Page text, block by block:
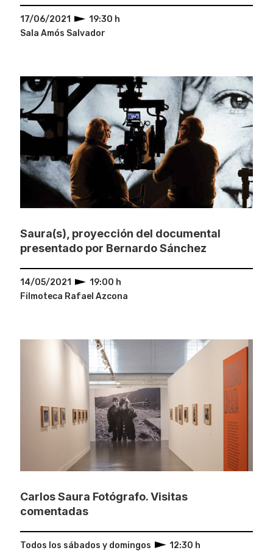
17/06/2021
19:30 h
Sala Amós Salvador
Saura(s), proyección del documental
presentado por Bernardo Sánchez
14/05/2021
19:00 h
Filmoteca Rafael Azcona
Carlos Saura Fotógrafo. Visitas
comentadas
Todos los sábados y domingos
12:30 h